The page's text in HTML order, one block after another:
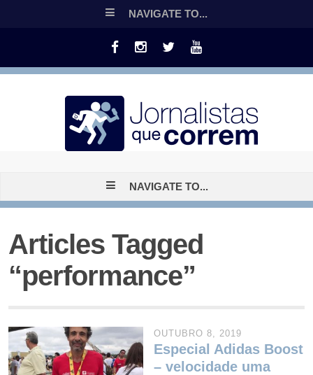
NAVIGATE TO...
NAVIGATE TO...
Articles Tagged
“performance”
OUTUBRO 8, 2019
Especial Adidas Boost
– velocidade uma